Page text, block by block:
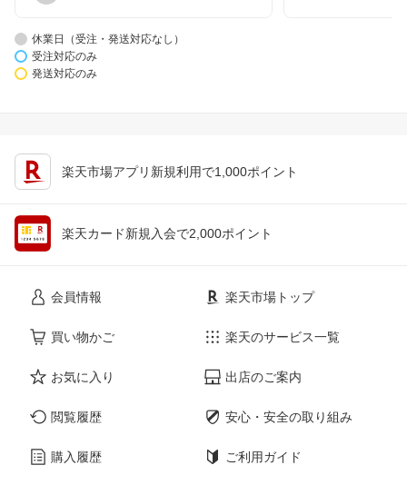
休業日（受注・発送対応なし）
受注対応のみ
発送対応のみ
楽天市場アプリ新規利用で1,000ポイント
楽天カード新規入会で2,000ポイント
会員情報
買い物かご
お気に入り
閲覧履歴
購入履歴
楽天市場トップ
楽天のサービス一覧
出店のご案内
安心・安全の取り組み
ご利用ガイド